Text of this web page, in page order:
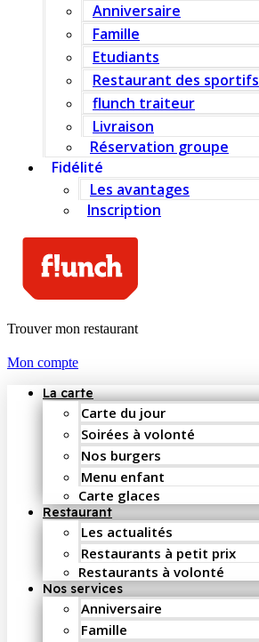
Anniversaire
Famille
Etudiants
Restaurant des sportifs
flunch traiteur
Livraison
Réservation groupe
Fidélité
Les avantages
Inscription
Trouver mon restaurant
Mon compte
La carte
Carte du jour
Soirées à volonté
Nos burgers
Menu enfant
Carte glaces
Restaurant
Les actualités
Restaurants à petit prix
Restaurants à volonté
Nos services
Anniversaire
Famille